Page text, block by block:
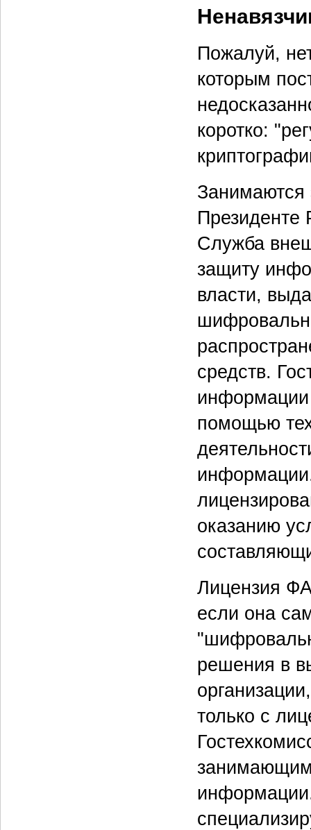
Пожалуй,
которым
коротко:
Служба
защиту
власти,
средств.
информации
помощью
оказанию
Лицензия
если она
решения в
только с